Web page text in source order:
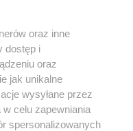
oraz inne
dostęp i
oraz
jak unikalne
wysyłane przez
celu zapewniania
spersonalizowanych